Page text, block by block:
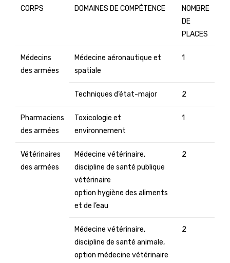
CORPS DOMAINES DE COMPÉTENCE
NOMBRE
DE
PLACES
Médecins
des armées
Médecine aéronautique et
spatiale
1
Techniques d’état-major 2
Pharmaciens
des armées
Toxicologie et
environnement
1
Vétérinaires
des armées
Médecine vétérinaire,
discipline de santé publique
vétérinaire
option hygiène des aliments
et de l’eau
2
Médecine vétérinaire,
discipline de santé animale,
option médecine vétérinaire
2